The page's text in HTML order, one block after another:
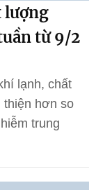
lượng
từ 9/2
lạnh, chất
thiện hơn so
trung